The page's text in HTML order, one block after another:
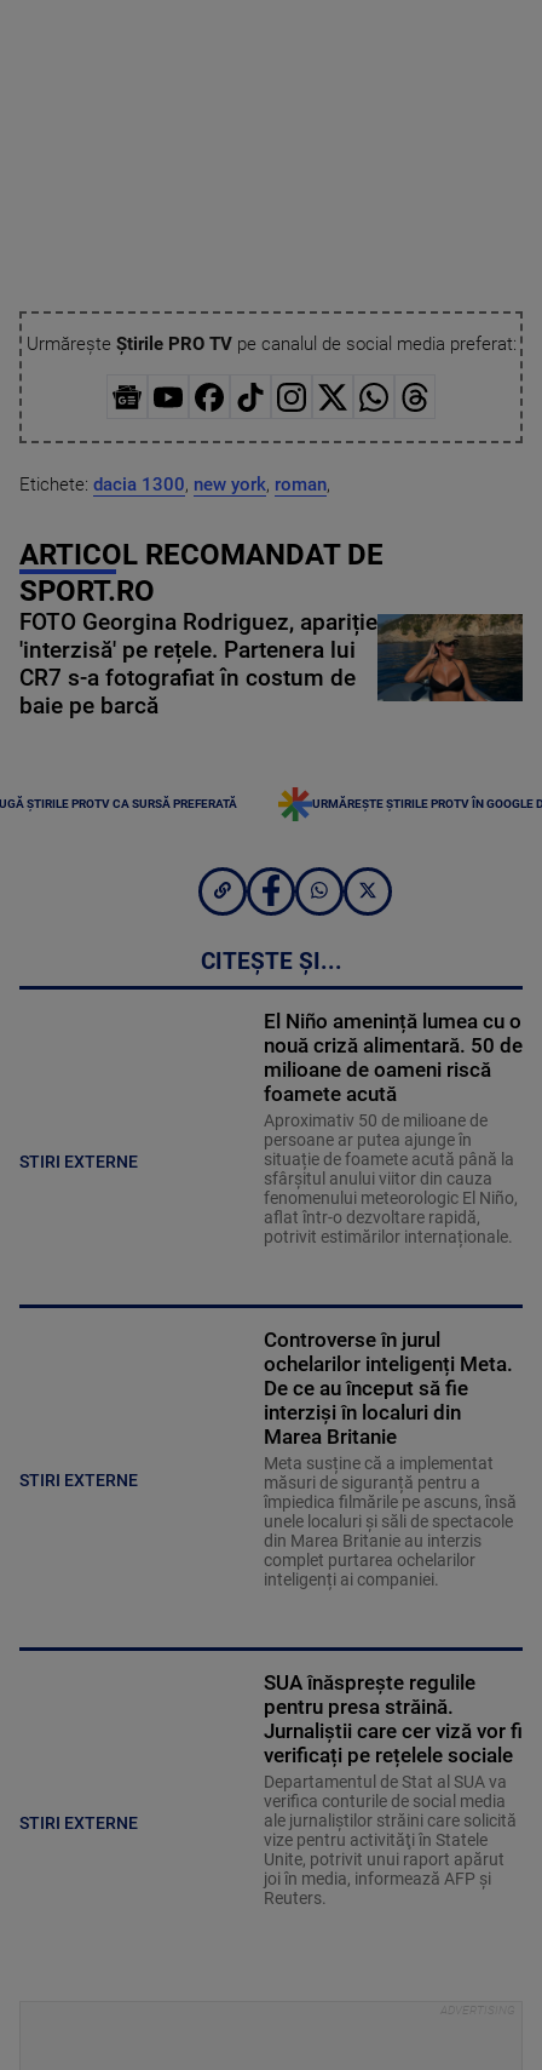
Urmărește Știrile PRO TVpe canalul de social media preferat:
Etichete: dacia 1300, new york, roman,
ARTICOL RECOMANDAT DE
SPORT.RO
FOTO Georgina Rodriguez, apariție
'interzisă' pe rețele. Partenera lui
CR7 s-a fotografiat în costum de
baie pe barcă
ȘTIRILE PROTV CA SURSĂ PREFERATĂ URMĂREȘTE ȘTIRILE PROTV ÎN GOOGLE
CITEȘTE ȘI...
STIRI EXTERNE
El Niño amenință lumea cu o
nouă criză alimentară. 50 de
milioane de oameni riscă
foamete acută
Aproximativ 50 de milioane de
persoane ar putea ajunge în
situație de foamete acută până la
sfârșitul anului viitor din cauza
fenomenului meteorologic El Niño,
aflat într-o dezvoltare rapidă,
potrivit estimărilor internaționale.
STIRI EXTERNE
Controverse în jurul
ochelarilor inteligenți Meta.
De ce au început să fie
interziși în localuri din
Marea Britanie
Meta susține că a implementat
măsuri de siguranță pentru a
împiedica filmările pe ascuns, însă
unele localuri și săli de spectacole
din Marea Britanie au interzis
complet purtarea ochelarilor
inteligenți ai companiei.
STIRI EXTERNE
SUA înăsprește regulile
pentru presa străină.
Jurnaliștii care cer viză vor fi
verificați pe rețelele sociale
Departamentul de Stat al SUA va
verifica conturile de social media
ale jurnaliştilor străini care solicită
vize pentru activităţi în Statele
Unite, potrivit unui raport apărut
joi în media, informează AFP şi
Reuters.